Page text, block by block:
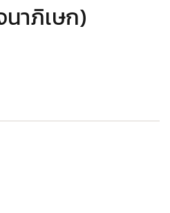
าภิเษก)